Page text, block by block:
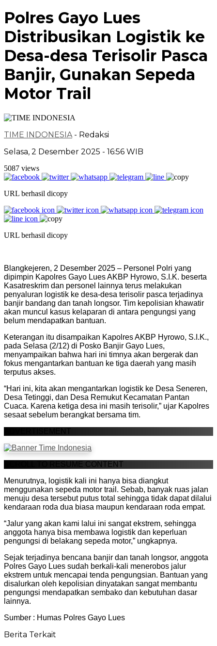
Polres Gayo Lues
Distribusikan Logistik ke
Desa-desa Terisolir Pasca
Banjir, Gunakan Sepeda
Motor Trail
TIME INDONESIA - Redaksi
Selasa, 2 Desember 2025 - 16:56 WIB
5087 views
URL berhasil dicopy
URL berhasil dicopy
Blangkejeren, 2 Desember 2025 – Personel Polri yang
dipimpin Kapolres Gayo Lues AKBP Hyrowo, S.I.K. beserta
Kasatreskrim dan personel lainnya terus melakukan
penyaluran logistik ke desa-desa terisolir pasca terjadinya
banjir bandang dan tanah longsor. Tim kepolisian khawatir
akan muncul kasus kelaparan di antara pengungsi yang
belum mendapatkan bantuan.
Keterangan itu disampaikan Kapolres AKBP Hyrowo, S.I.K.,
pada Selasa (2/12) di Posko Banjir Gayo Lues,
menyampaikan bahwa hari ini timnya akan bergerak dan
fokus mengantarkan bantuan ke tiga daerah yang masih
terputus akses.
“Hari ini, kita akan mengantarkan logistik ke Desa Seneren,
Desa Tetinggi, dan Desa Remukut Kecamatan Pantan
Cuaca. Karena ketiga desa ini masih terisolir,” ujar Kapolres
sesaat sebelum berangkat bersama tim.
ADVERTISEMENT
SCROLL TO RESUME CONTENT
Menurutnya, logistik kali ini hanya bisa diangkut
menggunakan sepeda motor trail. Sebab, banyak ruas jalan
menuju desa tersebut putus total sehingga tidak dapat dilalui
kendaraan roda dua biasa maupun kendaraan roda empat.
“Jalur yang akan kami lalui ini sangat ekstrem, sehingga
anggota hanya bisa membawa logistik dan keperluan
pengungsi di belakang sepeda motor,” ungkapnya.
Sejak terjadinya bencana banjir dan tanah longsor, anggota
Polres Gayo Lues sudah berkali-kali menerobos jalur
ekstrem untuk mencapai tenda pengungsian. Bantuan yang
disalurkan oleh kepolisian dinyatakan sangat membantu
pengungsi mendapatkan sembako dan kebutuhan dasar
lainnya.
Sumber : Humas Polres Gayo Lues
Berita Terkait